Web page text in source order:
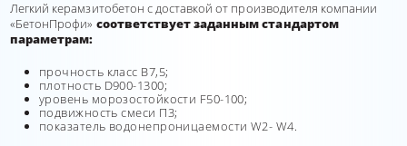
Легкий керамзитобетон с доставкой от производителя компании
«БетонПрофи» соответствует заданным стандартом
параметрам:
прочность класс В7,5;
плотность D900-1300;
уровень морозостойкости F50-100;
подвижность смеси П3;
показатель водонепроницаемости W2- W4.